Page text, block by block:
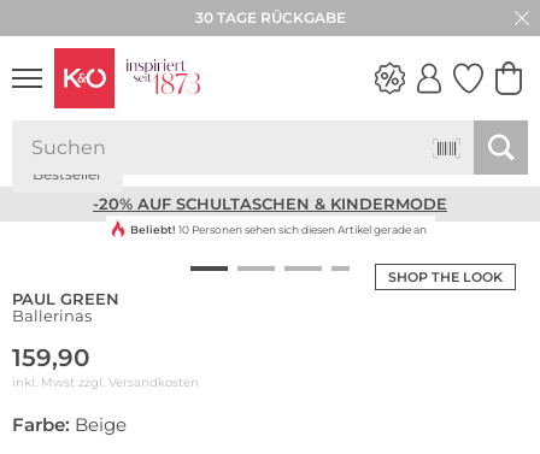
30 TAGE RÜCKGABE
NEW IN
-20% AUF SCHULTASCHEN & KINDERMODE
SHOP THE LOOK
Bestseller
Beliebt! 10 Personen sehen sich diesen Artikel gerade an
PAUL GREEN
Ballerinas
159,90
inkl. Mwst zzgl. Versandkosten
Farbe: Beige